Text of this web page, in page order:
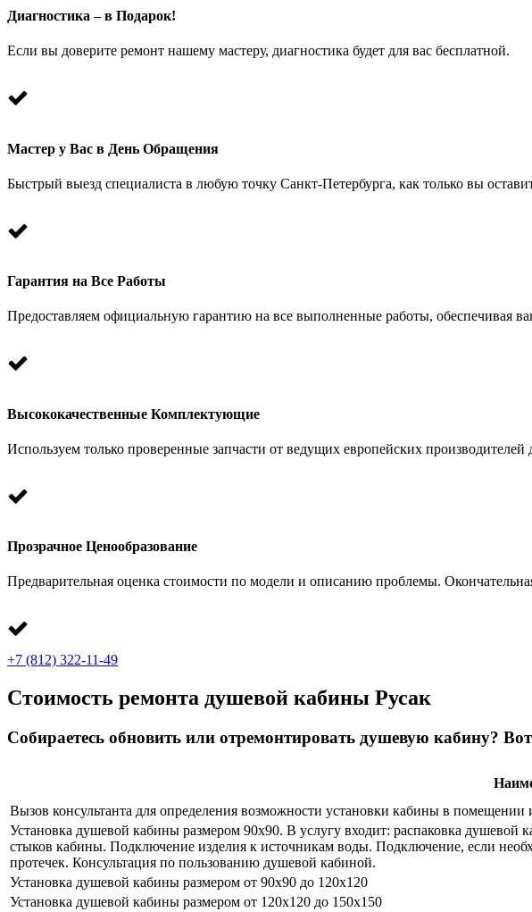
Диагностика – в Подарок!
Если вы доверите ремонт нашему мастеру, диагностика будет для вас бесплатной.
Мастер у Вас в День Обращения
Быстрый выезд специалиста в любую точку Санкт-Петербурга, как только вы
Гарантия на Все Работы
Предоставляем официальную гарантию на все выполненные работы, обеспечивая
Высококачественные Комплектующие
Используем только проверенные запчасти от ведущих европейских производителей
Прозрачное Ценообразование
Предварительная оценка стоимости по модели и описанию проблемы.
+7 (812) 322-11-49
Стоимость ремонта душевой кабины Русак
Собираетесь обновить или отремонтировать душевую кабину?
Вызов консультанта для определения возможности установки кабины в помещении
Установка душевой кабины размером 90х90. В услугу входит: распаковка
стыков кабины. Подключение изделия к источникам воды. Подключение, если
протечек. Консультация по пользованию душевой кабиной.
Установка душевой кабины размером от 90х90 до 120х120
Установка душевой кабины размером от 120х120 до 150х150